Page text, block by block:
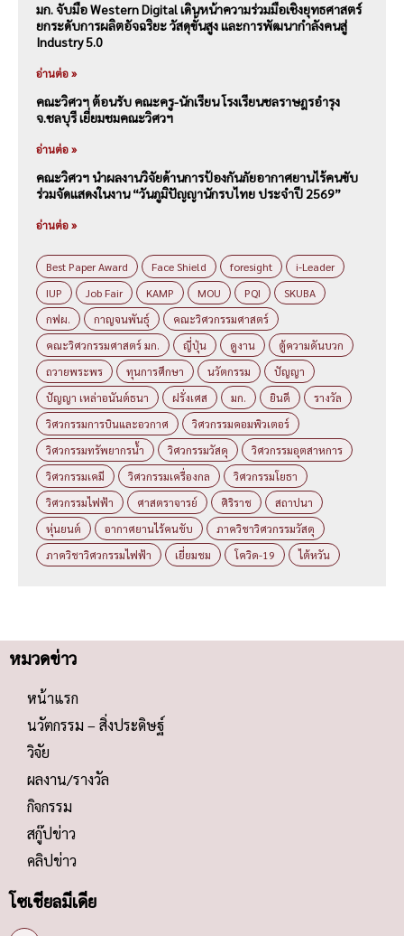
มก. จับมือ Western Digital เดินหน้าความร่วมมือเชิงยุทธศาสตร์
ยกระดับการผลิตอัจฉริยะ วัสดุขั้นสูง และการพัฒนากำลังคนสู่
Industry 5.0
อ่านต่อ »
คณะวิศวฯ ต้อนรับ คณะครู-นักเรียน โรงเรียนชลราษฎรอำรุง
จ.ชลบุรี เยี่ยมชมคณะวิศวฯ
อ่านต่อ »
คณะวิศวฯ นำผลงานวิจัยด้านการป้องกันภัยอากาศยานไร้คนขับ
ร่วมจัดแสดงในงาน “วันภูมิปัญญานักรบไทย ประจำปี 2569”
อ่านต่อ »
Best Paper Award Face Shield foresight
i-Leader
IUP
Job Fair KAMP MOU PQI
SKUBA
กฟผ.
กาญจนพันธุ์
คณะวิศวกรรมศาสตร์
คณะวิศวกรรมศาสตร์ มก.
ญี่ปุ่น ดูงาน
ตู้ความดันบวก
ถวายพระพร
ทุนการศึกษา นวัตกรรม
ปัญญา
ปัญญา เหล่าอนันต์ธนา
ฝรั่งเศส มก. ยินดี
รางวัล
วิศวกรรมการบินและอวกาศ
วิศวกรรมคอมพิวเตอร์
วิศวกรรมทรัพยากรน้ำ
วิศวกรรมวัสดุ
วิศวกรรมอุตสาหการ
วิศวกรรมเคมี
วิศวกรรมเครื่องกล
วิศวกรรมโยธา
วิศวกรรมไฟฟ้า
ศาสตราจารย์ ศิริราช
สถาปนา
หุ่นยนต์
อากาศยานไร้คนขับ
ภาควิชาวิศวกรรมวัสดุ
ภาควิชาวิศวกรรมไฟฟ้า
เยี่ยมชม โควิด-19 ไต้หวัน
หมวดข่าว
หน้าแรก
นวัตกรรม – สิ่งประดิษฐ์
วิจัย
ผลงาน/รางวัล
กิจกรรม
สกู๊ปข่าว
คลิปข่าว
โซเชียลมีเดีย